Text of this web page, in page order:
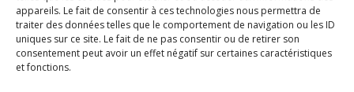
appareils. Le fait de consentir à ces technologies nous permettra de
traiter des données telles que le comportement de navigation ou les ID
uniques sur ce site. Le fait de ne pas consentir ou de retirer son
consentement peut avoir un effet négatif sur certaines caractéristiques
et fonctions.
Paiement sécurisé
Gérer mes cookies
Nous contacter
Guides d’achat
Secteurs d’activité
Engins de manutention
Blanchisserie